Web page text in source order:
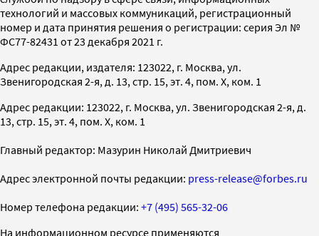
технологий и массовых коммуникаций, регистрационный
номер и дата принятия решения о регистрации: серия Эл №
ФС77-82431 от 23 декабря 2021 г.
Адрес редакции, издателя: 123022, г. Москва, ул.
Звенигородская 2-я, д. 13, стр. 15, эт. 4, пом. X, ком. 1
Адрес редакции: 123022, г. Москва, ул. Звенигородская 2-я, д.
13, стр. 15, эт. 4, пом. X, ком. 1
Главный редактор: Мазурин Николай Дмитриевич
Адрес электронной почты редакции: press-release@forbes.ru
Номер телефона редакции: +7 (495) 565-32-06
На информационном ресурсе применяются